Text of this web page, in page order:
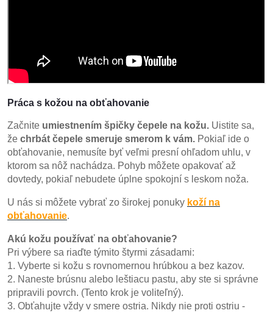
Práca s kožou na obťahovanie
Začnite umiestnením špičky čepele na kožu. Uistite sa,
že chrbát čepele smeruje smerom k vám. Pokiaľ ide o
obťahovanie, nemusíte byť veľmi presní ohľadom uhlu, v
ktorom sa nôž nachádza. Pohyb môžete opakovať až
dovtedy, pokiaľ nebudete úplne spokojní s leskom noža.
U nás si môžete vybrať zo širokej ponuky koží na
obťahovanie.
Akú kožu používať na obťahovanie?
Pri výbere sa riaďte týmito štyrmi zásadami:
1. Vyberte si kožu s rovnomernou hrúbkou a bez kazov.
2. Naneste brúsnu alebo leštiacu pastu, aby ste si správne
pripravili povrch. (Tento krok je voliteľný).
3. Obťahujte vždy v smere ostria. Nikdy nie proti ostriu -